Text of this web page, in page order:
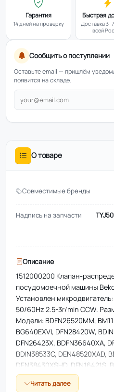
Гарантия
14 дней на проверку
Быстрая
Доставка
всей
Сообщить о поступлении
Оставьте email — пришлём
появится на складе.
О товаре
Совместимые бренды
Надпись на запчасти
Описание
1512000200 Клапан-
посудомоечной машины
Установлен
50/60Hz 2.5-3r/min CCW.
Модели: BDFN26520MM,
BG640EXVI, DFN28420W,
DFN26423X, BDFN36640XA,
BDIN38533C, DEN48520XAD,
DEN38430XSHD, DFN16421S,
DFN26420XAD, BDIN38645D,
BDFN26422W, DIN59531AD,
Читать далее